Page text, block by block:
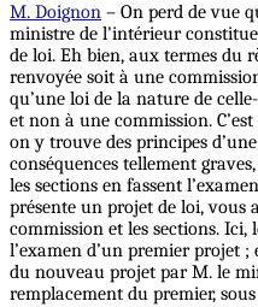
M. Doignon – On perd de vue
ministre de l'intérieur
de loi. Eh bien, aux termes du
renvoyée soit à une
qu’une loi de la nature de
et non à une commission.
on y trouve des principes
conséquences tellement
les sections en fassent
présente un projet de loi, vous
commission et les sections. Ici,
l’examen d’un premier projet ;
du nouveau projet par M. le
remplacement du premier,